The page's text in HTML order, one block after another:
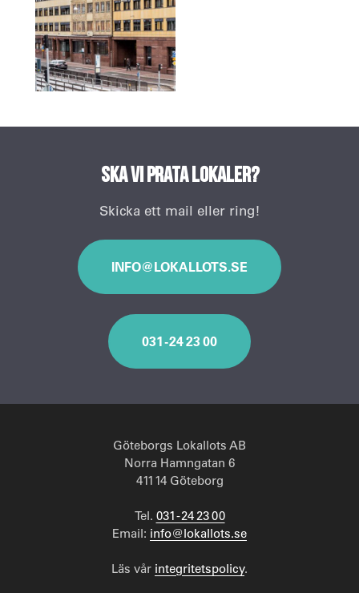
Ska vi prata lokaler?
Skicka ett mail eller ring!
INFO@LOKALLOTS.SE
031 - 24 23 00
Göteborgs Lokallots AB
Norra Hamngatan 6
411 14 Göteborg
Tel. 031 - 24 23 00
Email: info@lokallots.se
Läs vår integritetspolicy.